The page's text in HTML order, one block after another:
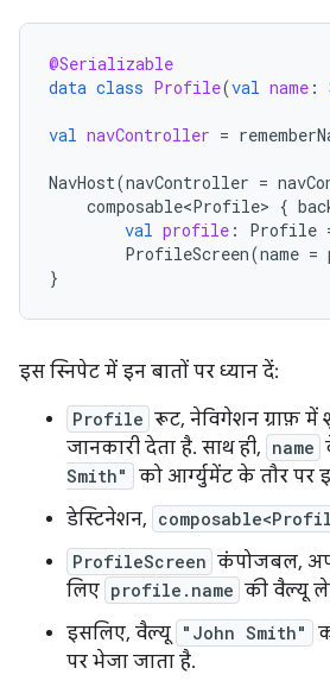
@Serializable
data class Profile(val name :
val navController =
NavHost(navController =
composable<Profile> {
val profile : Profile
ProfileScreen(name =
}
इस स्निपेट में इन बातों पर ध्यान दें:
Profile रूट, नेविगेशन ग्राफ़
जानकारी देता है. साथ ही, name
Smith"
को आर्ग्युमेंट के तौर पर
डेस्टिनेशन,
ProfileScreen कंपोजबल,
लिए profile.name की वैल्यू
इसलिए, वैल्यू "John Smith"
पर भेजा जाता है.